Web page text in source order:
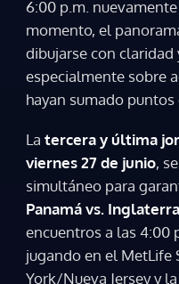
6:00 p.m.
momento, el
dibujarse con claridad
especialmente sobre
hayan sumado
La tercera y última
viernes 27 de junio,
simultáneo para
Panamá vs. Inglaterra
encuentros a las 4:00
jugando en el MetLife
York/Nueva Jersey y la